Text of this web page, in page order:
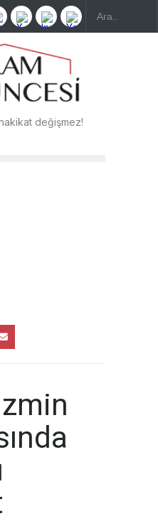
değişmez!